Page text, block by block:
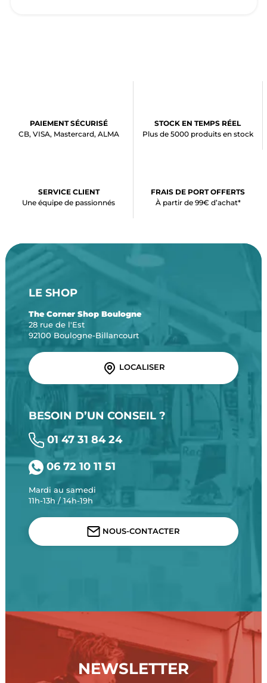
PAIEMENT SÉCURISÉ
CB, VISA, Mastercard, ALMA
STOCK EN TEMPS RÉEL
Plus de 5000 produits en stock
SERVICE CLIENT
Une équipe de passionnés
FRAIS DE PORT OFFERTS
À partir de 99€ d’achat*
LE SHOP
The Corner Shop Boulogne
28 rue de l'Est
92100 Boulogne-Billancourt
LOCALISER
BESOIN D’UN CONSEIL ?
01 47 31 84 24
06 72 10 11 51
Mardi au samedi
11h-13h / 14h-19h
NOUS-CONTACTER
NEWSLETTER